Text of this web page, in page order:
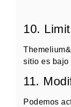
10.
sitio es bajo
11.
Podemos